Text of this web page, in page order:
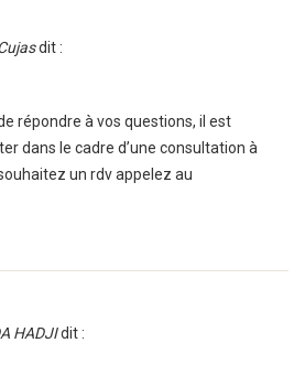
dit :
répondre à vos questions, il est
dans le cadre d’une consultation à
un rdv appelez au
HADJIdit :